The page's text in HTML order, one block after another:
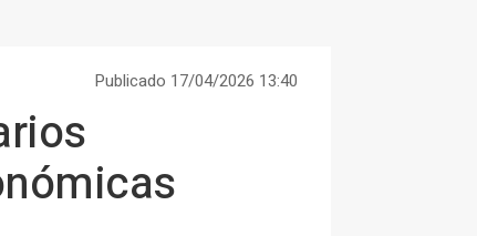
Publicado 17/04/2026 13:40